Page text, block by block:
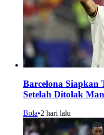
Barcelona
Setelah Ditolak
Bola•2 hari lalu